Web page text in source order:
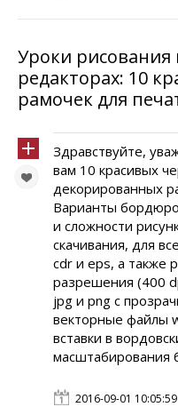
Уроки
редакторах: 10
рамочек для
Здравствуйте,
вам 10 красивых
декорированных
Варианты
и сложности
скачивания, для
cdr и eps, а также
разрешения (400
jpg и png с
векторные файлы
вставки в
масштабирования
2016-09-01 10:05:59